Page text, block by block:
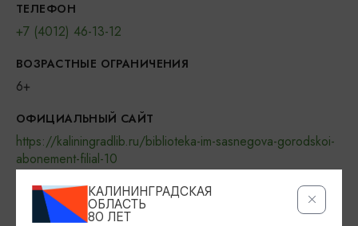
ТЕЛЕФОН
+7 (4012) 46-13-12
ВОЗРАСТНЫЕ ОГРАНИЧЕНИЯ
6+
ОФИЦИАЛЬНЫЙ САЙТ
https://kaliningradlib.ru/biblioteka-im-sasnegova-gorodskoi-
abonement-filial-10
ВКОНТАКТЕ
https://vk.com/chehovka39
КАЛИНИНГРАДСКАЯ
ОБЛАСТЬ
80 ЛЕТ